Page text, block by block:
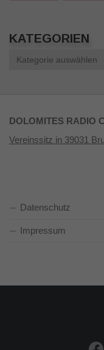
KATEGORIEN
DOLOMITES RADIO
Vereinssitz in 39031
Datenschutz
Impressum